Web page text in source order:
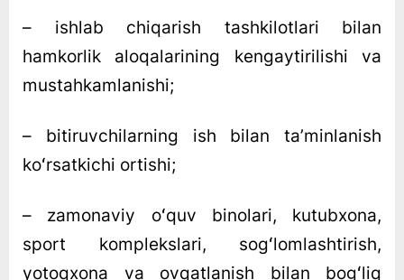
– ishlab chiqarish tashkilotlari bilan
hamkorlik aloqalarining kengaytirilishi va
mustahkamlanishi;
– bitiruvchilarning ish bilan taʼminlanish
koʻrsatkichi ortishi;
– zamonaviy oʻquv binolari, kutubxona,
sport komplekslari, sogʻlomlashtirish,
yotoqxona va ovqatlanish bilan bogʻliq